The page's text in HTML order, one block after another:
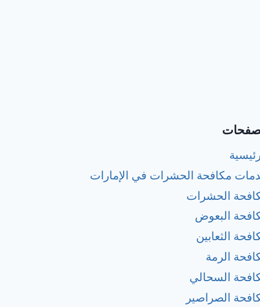
مكافحة الحشرات في الإمارات
الحشرات
البعوض
الثعابين
الرمة
السحالي
الصراصير